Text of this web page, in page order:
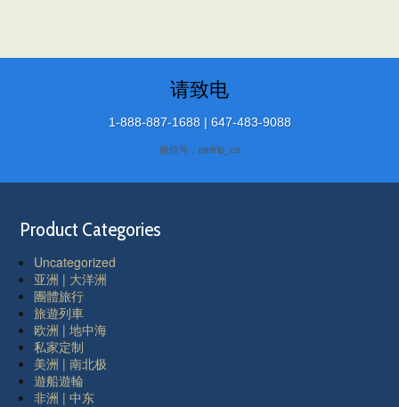
请致电
1-888-887-1688 | 647-483-9088
微信号：pintrip_ca
Product Categories
Uncategorized
亚洲 | 大洋洲
團體旅行
旅遊列車
欧洲 | 地中海
私家定制
美洲 | 南北极
遊船遊輪
非洲 | 中东